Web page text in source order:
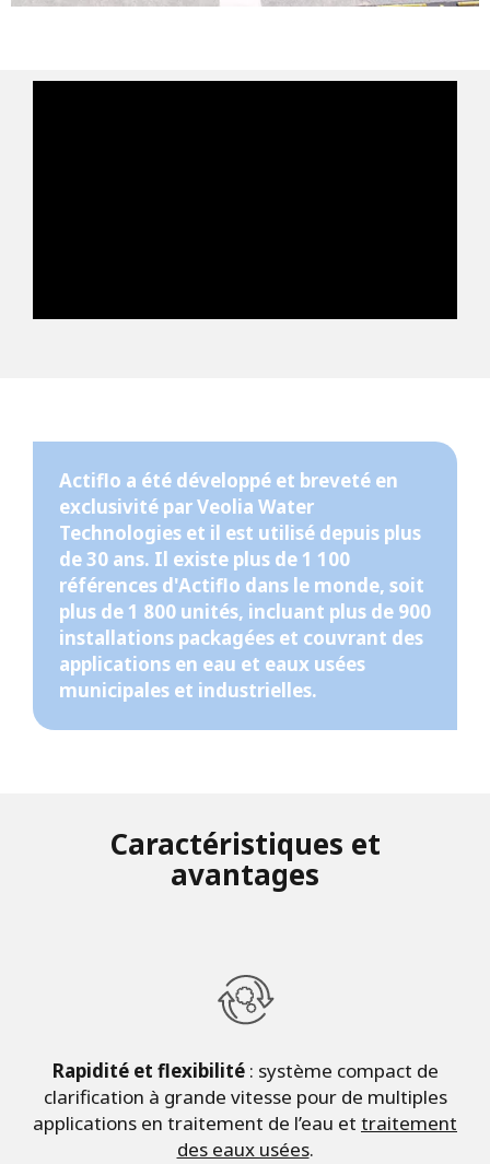
Actiflo a été développé et breveté en
exclusivité par Veolia Water
Technologies et il est utilisé depuis plus
de 30 ans. Il existe plus de 1 100
références d'Actiflo dans le monde, soit
plus de 1 800 unités, incluant plus de 900
installations packagées et couvrant des
applications en eau et eaux usées
municipales et industrielles.
Caractéristiques et
avantages
Rapidité et flexibilité: système compact de
clarification à grande vitesse pour de multiples
applications en traitement de l’eau et traitement
des eaux usées.